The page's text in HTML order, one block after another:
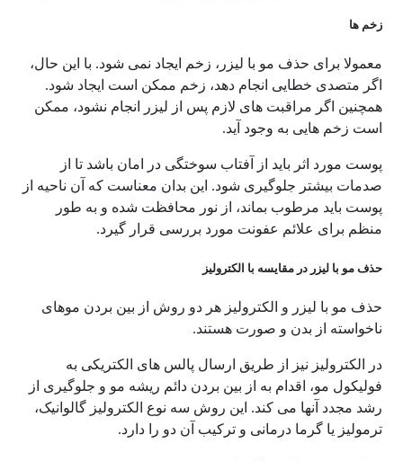
زخم ها
معمولا برای حذف مو با لیزر، زخم ایجاد نمی شود. با این حال،
اگر متصدی خطایی انجام دهد، زخم ممکن است ایجاد شود.
همچنین اگر مراقبت های لازم پس از لیزر انجام نشود، ممکن
است زخم هایی به وجود آید.
پوست مورد اثر باید از آفتاب سوختگی در امان باشد تا از
صدمات بیشتر جلوگیری شود. این بدان معناست که آن ناحیه از
پوست باید مرطوب بماند، از نور محافظت شده و به طور
منظم برای علائم عفونت مورد بررسی قرار گیرد.
حذف مو با لیزر در مقایسه با الکترولیز
حذف مو با لیزر و الکترولیز هر دو روش از بین بردن موهای
ناخواسته از بدن و صورت هستند.
در الکترولیز نیز از طریق ارسال پالس های الکتریکی به
فولیکول مو، اقدام به از بین بردن دائم ریشه مو و جلوگیری از
رشد مجدد آنها می کند. این روش سه نوع الکترولیز گالوانیک،
ترمولیز یا گرما درمانی و ترکیب آن دو را دارد.